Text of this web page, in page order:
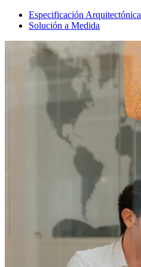
Especificación Arquitectónica
Solución a Medida